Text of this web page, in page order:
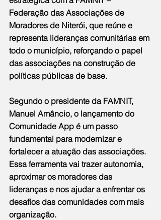
Federação das Associações de
Moradores de Niterói, que reúne e
representa lideranças comunitárias em
todo o município, reforçando o papel
das associações na construção de
políticas públicas de base.
Segundo o presidente da FAMNIT,
Manuel Amâncio, o lançamento do
Comunidade App é um passo
fundamental para modernizar e
fortalecer a atuação das associações.
Essa ferramenta vai trazer autonomia,
aproximar os moradores das
lideranças e nos ajudar a enfrentar os
desafios das comunidades com mais
organização.